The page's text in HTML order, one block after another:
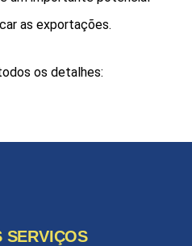
as exportações.
os detalhes:
SERVIÇOS